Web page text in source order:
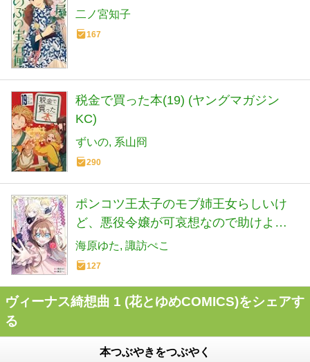
二ノ宮知子
167
税金で買った本(19) (ヤングマガジン
KC)
ずいの 系山冏
290
ポンコツ王太子のモブ姉王女らしいけ
ど、悪役令嬢が可哀想なので助けよう
と思います〜王女ルートがない！？な
ら作ればいいのよ！〜＠COMIC 第1巻
海原ゆた 諏訪ぺこ
127
ヴィーナス綺想曲 1 (花とゆめCOMICS)をシェアす
る
本つぶやきをつぶやく